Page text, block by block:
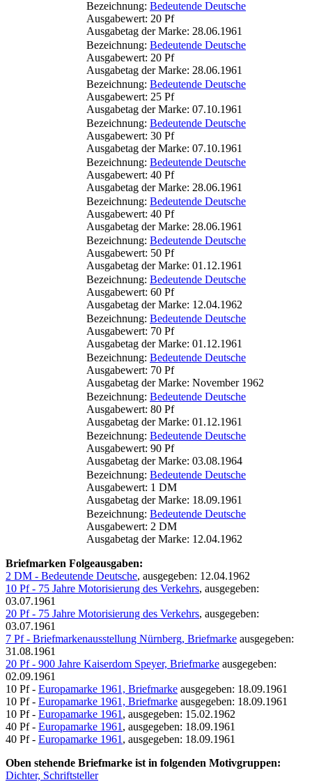
Bezeichnung: Bedeutende Deutsche
Ausgabewert: 20 Pf
Ausgabetag der Marke: 28.06.1961
Bezeichnung: Bedeutende Deutsche
Ausgabewert: 20 Pf
Ausgabetag der Marke: 28.06.1961
Bezeichnung: Bedeutende Deutsche
Ausgabewert: 25 Pf
Ausgabetag der Marke: 07.10.1961
Bezeichnung: Bedeutende Deutsche
Ausgabewert: 30 Pf
Ausgabetag der Marke: 07.10.1961
Bezeichnung: Bedeutende Deutsche
Ausgabewert: 40 Pf
Ausgabetag der Marke: 28.06.1961
Bezeichnung: Bedeutende Deutsche
Ausgabewert: 40 Pf
Ausgabetag der Marke: 28.06.1961
Bezeichnung: Bedeutende Deutsche
Ausgabewert: 50 Pf
Ausgabetag der Marke: 01.12.1961
Bezeichnung: Bedeutende Deutsche
Ausgabewert: 60 Pf
Ausgabetag der Marke: 12.04.1962
Bezeichnung: Bedeutende Deutsche
Ausgabewert: 70 Pf
Ausgabetag der Marke: 01.12.1961
Bezeichnung: Bedeutende Deutsche
Ausgabewert: 70 Pf
Ausgabetag der Marke: November 1962
Bezeichnung: Bedeutende Deutsche
Ausgabewert: 80 Pf
Ausgabetag der Marke: 01.12.1961
Bezeichnung: Bedeutende Deutsche
Ausgabewert: 90 Pf
Ausgabetag der Marke: 03.08.1964
Bezeichnung: Bedeutende Deutsche
Ausgabewert: 1 DM
Ausgabetag der Marke: 18.09.1961
Bezeichnung: Bedeutende Deutsche
Ausgabewert: 2 DM
Ausgabetag der Marke: 12.04.1962
Briefmarken Folgeausgaben:
2 DM - Bedeutende Deutsche, ausgegeben: 12.04.1962
10 Pf - 75 Jahre Motorisierung des Verkehrs, ausgegeben:
03.07.1961
20 Pf - 75 Jahre Motorisierung des Verkehrs, ausgegeben:
03.07.1961
7 Pf - Briefmarkenausstellung Nürnberg, Briefmarke ausgegeben:
31.08.1961
20 Pf - 900 Jahre Kaiserdom Speyer, Briefmarke ausgegeben:
02.09.1961
10 Pf - Europamarke 1961, Briefmarke ausgegeben: 18.09.1961
10 Pf - Europamarke 1961, Briefmarke ausgegeben: 18.09.1961
10 Pf - Europamarke 1961 , ausgegeben: 15.02.1962
40 Pf - Europamarke 1961 , ausgegeben: 18.09.1961
40 Pf - Europamarke 1961 , ausgegeben: 18.09.1961
Oben stehende Briefmarke ist in folgenden Motivgruppen:
Dichter, Schriftsteller